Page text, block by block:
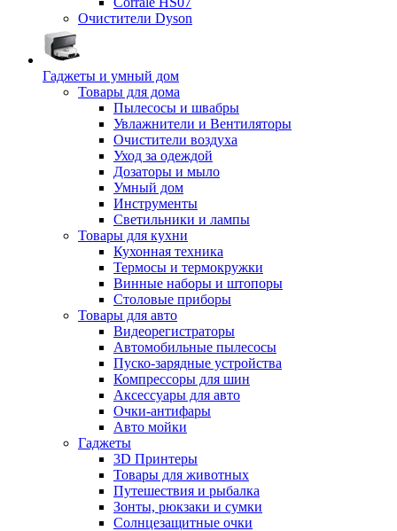
Очистители Dyson
Гаджеты и умный дом
Товары для дома
Пылесосы и швабры
Увлажнители и Вентиляторы
Очистители воздуха
Уход за одеждой
Дозаторы и мыло
Умный дом
Инструменты
Светильники и лампы
Товары для кухни
Кухонная техника
Термосы и термокружки
Винные наборы и штопоры
Столовые приборы
Товары для авто
Видеорегистраторы
Автомобильные пылесосы
Пуско-зарядные устройства
Компрессоры для шин
Аксессуары для авто
Очки-антифары
Авто мойки
Гаджеты
3D Принтеры
Товары для животных
Путешествия и рыбалка
Зонты, рюкзаки и сумки
Солнцезащитные очки